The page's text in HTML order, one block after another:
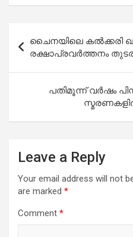
navigation
ചൈനയിലെ കൽക്കരി
രക്ഷാപ്രവർത്തനം
പതിമൂന്ന് വര്‍ഷം
Leave a Reply
Your email address will not
are marked *
Comment *